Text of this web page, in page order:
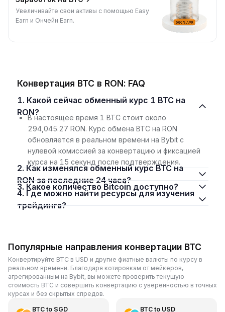
Увеличивайте свои активы с помощью Easy
Earn и Ончейн Earn.
Конвертация BTC в RON: FAQ
1. Какой сейчас обменный курс 1 BTC на
RON?
В настоящее время 1 BTC стоит около
294,045.27 RON. Курс обмена BTC на RON
обновляется в реальном времени на Bybit с
нулевой комиссией за конвертацию и фиксацией
курса на 15 секунд после подтверждения.
2. Как изменялся обменный курс BTC на
RON за последние 24 часа?
3. Какое количество Bitcoin доступно?
4. Где можно найти ресурсы для изучения
трейдинга?
Популярные направления конвертации BTC
Конвертируйте BTC в USD и другие фиатные валюты по курсу в
реальном времени. Благодаря котировкам от мейкеров,
агрегированным на Bybit, вы можете проверить текущую
стоимость BTC и совершить конвертацию с уверенностью в точных
курсах и без скрытых спредов.
BTCto SGD BTCto USD